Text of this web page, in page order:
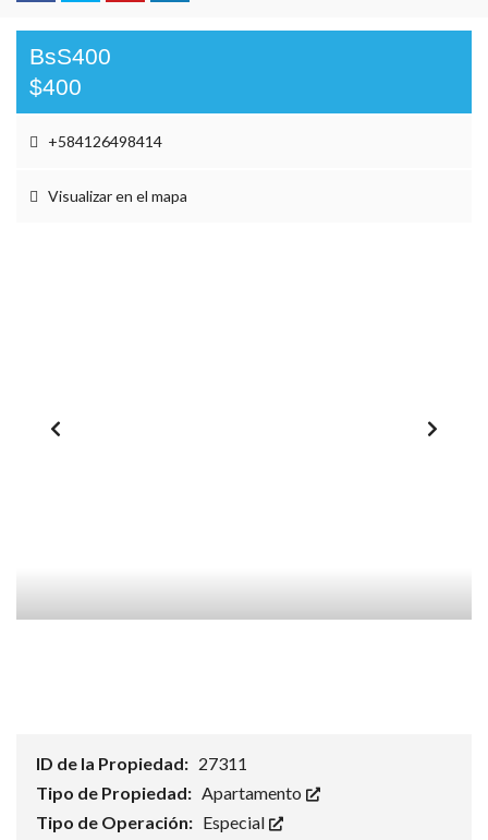
BsS400
$400
+584126498414
Visualizar en el mapa
ID de la Propiedad: 27311
Tipo de Propiedad: Apartamento
Tipo de Operación: Especial